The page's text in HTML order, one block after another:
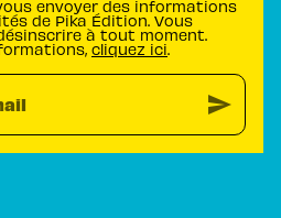
envoyer des informations
de Pika Édition. Vous
à tout moment.
cliquez ici.
send